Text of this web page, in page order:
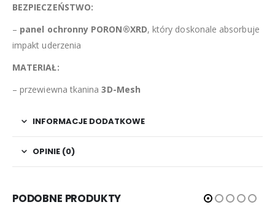
BEZPIECZEŃSTWO:
– panel ochronny PORON®XRD, który doskonale absorbuje
impakt uderzenia
MATERIAŁ:
– przewiewna tkanina3D-Mesh
INFORMACJE DODATKOWE
OPINIE (0)
PODOBNE PRODUKTY